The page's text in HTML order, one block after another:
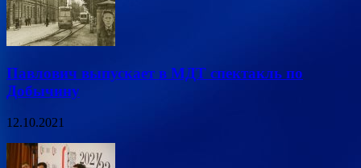
Павлович выпускает в МДТ спектакль по
Добычину
12.10.2021